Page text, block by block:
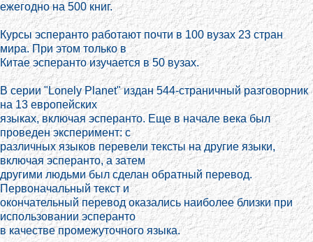
ежегодно на 500 книг.
Курсы эсперанто работают почти в 100 вузах 23 стран
мира. При этом только в
Китае эсперанто изучается в 50 вузах.
В серии "Lonely Planet" издан 544-страничный разговорник
на 13 европейских
языках, включая эсперанто. Еще в начале века был
проведен эксперимент: с
различных языков перевели тексты на другие языки,
включая эсперанто, а затем
другими людьми был сделан обратный перевод.
Первоначальный текст и
окончательный перевод оказались наиболее близки при
использовании эсперанто
в качестве промежуточного языка.